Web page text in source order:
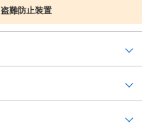
盗難防止装置